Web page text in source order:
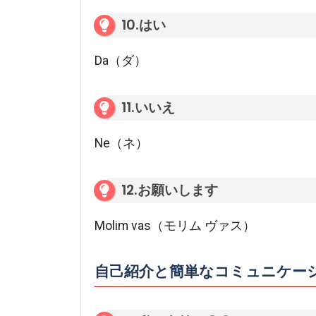
10.はい
Da（ダ）
11.いいえ
Ne（ネ）
12.お願いします
Molim vas（モリム ヴァス）
自己紹介と簡単なコミュニケー